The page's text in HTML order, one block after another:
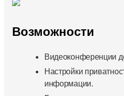
Возможности
Видеоконференции
Настройки
информации.